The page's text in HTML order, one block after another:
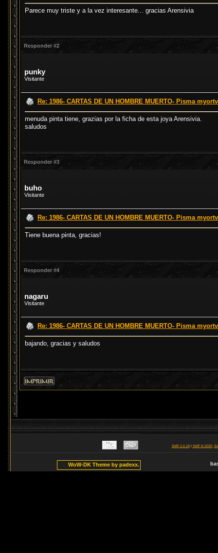
Parece muy triste y a la vez interesante... gracias Arensivia
Responder #2
punky
Visitante
Re: 1986- CARTAS DE UN HOMBRE MUERTO- Pisma
menuda pinta tiene, grazias por la ficha de esta joya Arensivia.
saludos
Responder #3
buho
Visitante
Re: 1986- CARTAS DE UN HOMBRE MUERTO- Pisma
Tiene buena pinta, gracias!
Responder #4
nagaru
Visitante
Re: 1986- CARTAS DE UN HOMBRE MUERTO- Pisma
bajando, gracias y saludos
SMF 2.0.18| SMF © 2020,
WoW-DK Theme by padexx.